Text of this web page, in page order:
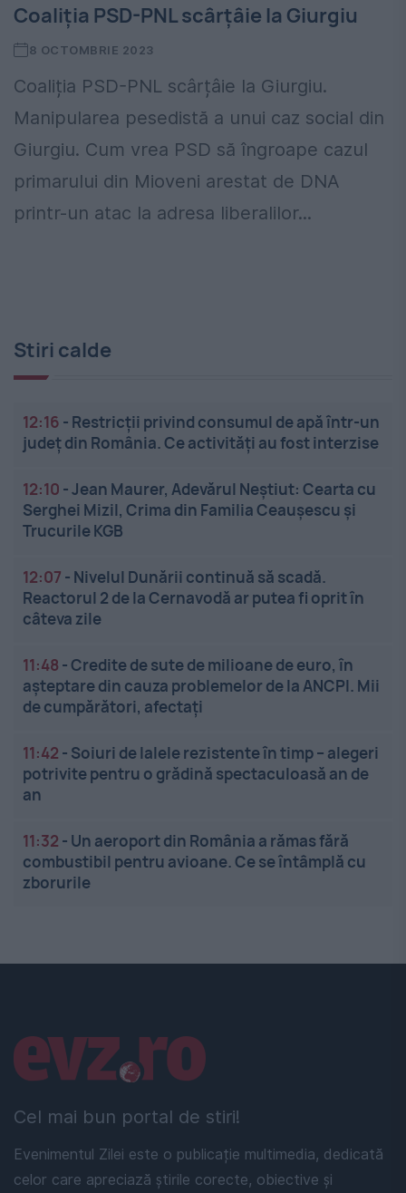
Coaliția PSD-PNL scârțâie la Giurgiu
8 OCTOMBRIE 2023
Coaliția PSD-PNL scârțâie la Giurgiu.
Manipularea pesedistă a unui caz social din
Giurgiu. Cum vrea PSD să îngroape cazul
primarului din Mioveni arestat de DNA
printr-un atac la adresa liberalilor...
Stiri calde
12:16 - Restricții privind consumul de apă într-un
județ din România. Ce activități au fost interzise
12:10 -Jean Maurer, Adevărul Neștiut: Cearta cu
Serghei Mizil, Crima din Familia Ceaușescu și
Trucurile KGB
12:07 - Nivelul Dunării continuă să scadă.
Reactorul 2 de la Cernavodă ar putea fi oprit în
câteva zile
11:48 -Credite de sute de milioane de euro, în
așteptare din cauza problemelor de la ANCPI. Mii
de cumpărători, afectați
11:42 - Soiuri de lalele rezistente în timp – alegeri
potrivite pentru o grădină spectaculoasă an de
an
11:32 - Un aeroport din România a rămas fără
combustibil pentru avioane. Ce se întâmplă cu
zborurile
Cel mai bun portal de stiri!
Evenimentul Zilei este o publicație multimedia, dedicată
celor care apreciază știrile corecte, obiective și
Linkuri utile